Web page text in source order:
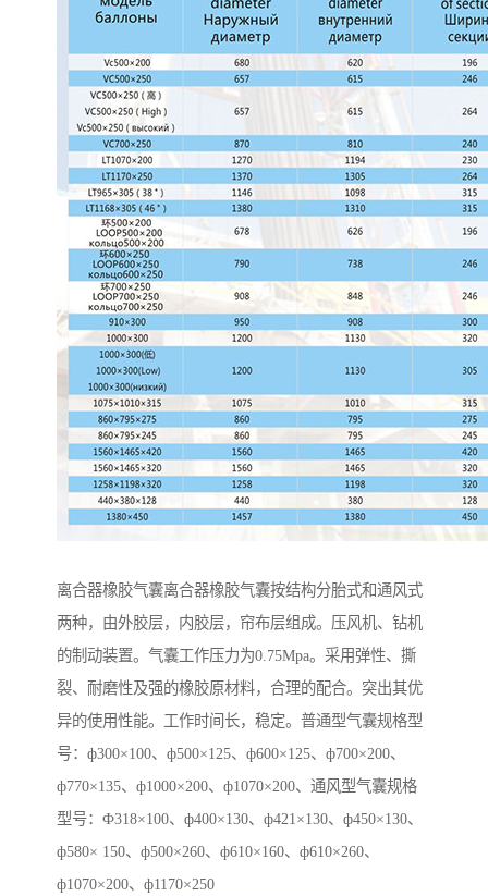
离合器橡胶气囊离合器橡胶气囊按结构分胎式和通风式
两种，由外胶层，内胶层，帘布层组成。压风机、钻机
的制动装置。气囊工作压力为0.75Mpa。采用弹性、撕
裂、耐磨性及强的橡胶原材料，合理的配合。突出其优
异的使用性能。工作时间长，稳定。普通型气囊规格型
号：ф300×100、ф500×125、ф600×125、ф700×200、
ф770×135、ф1000×200、ф1070×200、通风型气囊规格
型号：Ф318×100、ф400×130、ф421×130、ф450×130、
ф580× 150、ф500×260、ф610×160、ф610×260、
ф1070×200、ф1170×250